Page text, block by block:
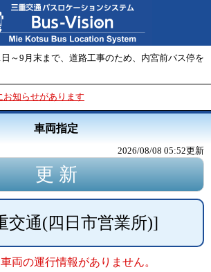
日～9月末まで、道路工事のため、内宮前バス停を
お知らせがあります
車両指定
2026/08/08 05:52更新
交通(四日市営業所)]
両の運行情報がありません。